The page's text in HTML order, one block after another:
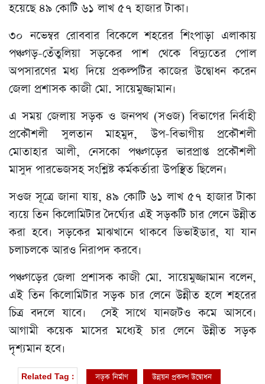
হয়েছে ৪৯ কোটি ৬১ লাখ ৫৭ হাজার টাকা।
৩০ নভেম্বর রোববার বিকেলে শহরের শিংপাড়া এলাকায়
পঞ্চগড়-তেঁতুলিয়া সড়কের পাশ থেকে বিদ্যুতের পোল
অপসারণের মধ্য দিয়ে প্রকল্পটির কাজের উদ্বোধন করেন
জেলা প্রশাসক কাজী মো. সায়েমুজ্জামান।
এ সময় জেলায় সড়ক ও জনপথ (সওজ) বিভাগের নির্বাহী
প্রকৌশলী সুলতান মাহমুদ, উপ-বিভাগীয় প্রকৌশলী
মোতাহার আলী, নেসকো পঞ্চগড়ের ভারপ্রাপ্ত প্রকৌশলী
মাসুদ পারভেজসহ সংশ্লিষ্ট কর্মকর্তারা উপস্থিত ছিলেন।
সওজ সূত্রে জানা যায়, ৪৯ কোটি ৬১ লাখ ৫৭ হাজার টাকা
ব্যয়ে তিন কিলোমিটার দৈর্ঘ্যের এই সড়কটি চার লেনে উন্নীত
করা হবে। সড়কের মাঝখানে থাকবে ডিভাইডার, যা যান
চলাচলকে আরও নিরাপদ করবে।
পঞ্চগড়ের জেলা প্রশাসক কাজী মো. সায়েমুজ্জামান বলেন,
এই তিন কিলোমিটার সড়ক চার লেনে উন্নীত হলে শহরের
চিত্র বদলে যাবে। সেই সাথে যানজটও কমে আসবে।
আগামী কয়েক মাসের মধ্যেই চার লেনে উন্নীত সড়ক
দৃশ্যমান হবে।
Related Tag : সড়ক নির্মাণ উন্নয়ন প্রকল্প উদ্বোধন